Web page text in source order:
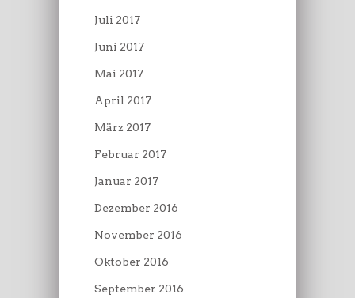
Juli 2017
Juni 2017
Mai 2017
April 2017
März 2017
Februar 2017
Januar 2017
Dezember 2016
November 2016
Oktober 2016
September 2016